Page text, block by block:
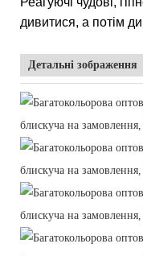
дивитися, а потім
Детальні зображення